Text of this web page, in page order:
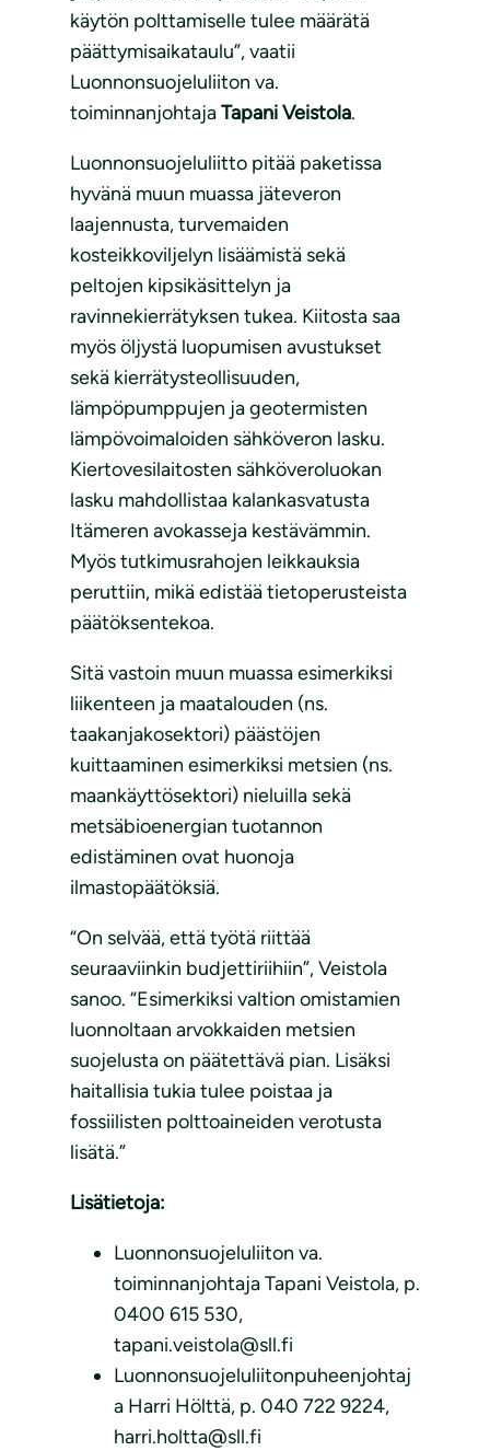
käytön polttamiselle tulee määrätä
päättymisaikataulu”, vaatii
Luonnonsuojeluliiton va.
toiminnanjohtajaTapani Veistola.
Luonnonsuojeluliitto pitää paketissa
hyvänä muun muassa jäteveron
laajennusta, turvemaiden
kosteikkoviljelyn lisäämistä sekä
peltojen kipsikäsittelyn ja
ravinnekierrätyksen tukea. Kiitosta saa
myös öljystä luopumisen avustukset
sekä kierrätysteollisuuden,
lämpöpumppujen ja geotermisten
lämpövoimaloiden sähköveron lasku.
Kiertovesilaitosten sähköveroluokan
lasku mahdollistaa kalankasvatusta
Itämeren avokasseja kestävämmin.
Myös tutkimusrahojen leikkauksia
peruttiin, mikä edistää tietoperusteista
päätöksentekoa.
Sitä vastoin muun muassa esimerkiksi
liikenteen ja maatalouden (ns.
taakanjakosektori) päästöjen
kuittaaminen esimerkiksi metsien (ns.
maankäyttösektori) nieluilla sekä
metsäbioenergian tuotannon
edistäminen ovat huonoja
ilmastopäätöksiä.
“On selvää, että työtä riittää
seuraaviinkin budjettiriihiin”, Veistola
sanoo. “Esimerkiksi valtion omistamien
luonnoltaan arvokkaiden metsien
suojelusta on päätettävä pian. Lisäksi
haitallisia tukia tulee poistaa ja
fossiilisten polttoaineiden verotusta
lisätä.”
Lisätietoja:
Luonnonsuojeluliiton va.
toiminnanjohtaja Tapani Veistola, p.
0400 615 530,
tapani.veistola@sll.fi
Luonnonsuojeluliitonpuheenjohtaj
a Harri Hölttä, p. 040 722 9224,
harri.holtta@sll.fi